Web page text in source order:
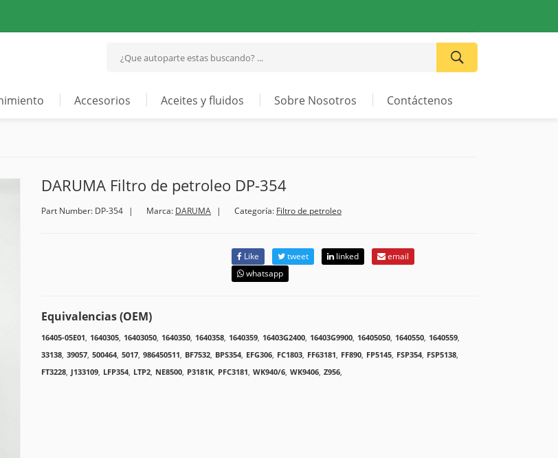
Accesorios Aceites y fluidos Sobre Nosotros Contáctenos
DARUMA Filtro de petroleo DP-354
Part Number: DP-354 Marca: DARUMA Categoría: Filtro de petroleo
Like tweet linked
email
whatsapp
Equivalencias (OEM)
16405-05E01, 1640305, 16403050, 1640350, 1640358, 1640359, 16403G2400, 16403G9900, 16405050, 1640550, 1640559,
33138, 39057, 500464, 5017, 986450511, BF7532, BPS354, EFG306, FC1803, FF63181, FF890, FP5145, FSP354, FSP5138,
FT3228, J133109, LFP354, LTP2, NE8500, P3181K, PFC3181, WK940/6, WK9406, Z956,